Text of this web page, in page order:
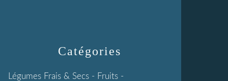
Catégories
Légumes Frais & Secs - Fruits -